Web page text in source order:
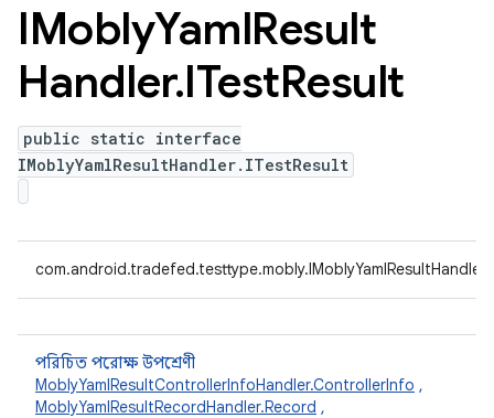
IMoblyYamlResult
Handler.ITestResult
public static interface
IMoblyYamlResultHandler.ITestResult
পরিচিত পরোক্ষ উপশ্রেণী
MoblyYamlResultControllerInfoHandler.ControllerInfo ,
MoblyYamlResultRecordHandler.Record ,